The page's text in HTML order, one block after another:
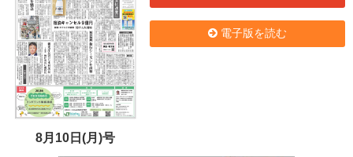
8月10日(月)号
電子版を読む